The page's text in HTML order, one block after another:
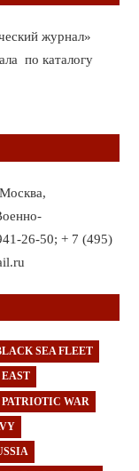
журнал»
по каталогу
26-50; + 7 (495)
SEA FLEET
WAR